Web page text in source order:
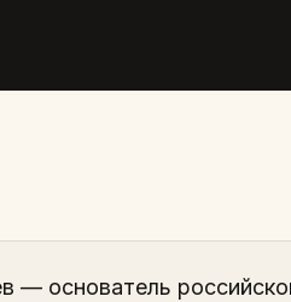
— основатель